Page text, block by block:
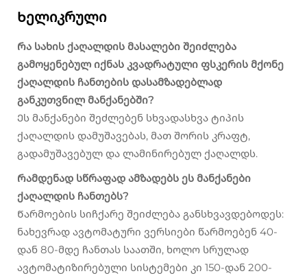
Ხელიკრული
Რა სახის ქაღალდის მასალები შეიძლება
გამოყენებულ იქნას კვადრატული ფსკერის მქონე
ქაღალდის ჩანთების დასამზადებლად
განკუთვნილ მანქანებში?
Ეს მანქანები შეძლებენ სხვადასხვა ტიპის
ქაღალდის დამუშავებას, მათ შორის კრაფტ,
გადამუშავებულ და ლამინირებულ ქაღალდს.
Რამდენად სწრაფად ამზადებს ეს მანქანები
ქაღალდის ჩანთებს?
Წარმოების სიჩქარე შეიძლება განსხვავდებოდეს:
ნახევრად ავტომატური ვერსიები წარმოებენ 40-
დან 80-მდე ჩანთას საათში, ხოლო სრულად
ავტომატიზირებული სისტემები კი 150-დან 200-